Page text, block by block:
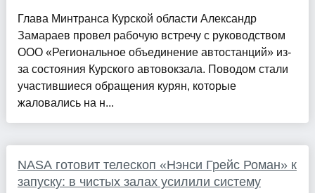
Глава Минтранса Курской области Александр
Замараев провел рабочую встречу с руководством
ООО «Региональное объединение автостанций» из-
за состояния Курского автовокзала. Поводом стали
участившиеся обращения курян, которые
жаловались на н...
NASA готовит телескоп «Нэнси Грейс Роман» к
запуску: в чистых залах усилили систему